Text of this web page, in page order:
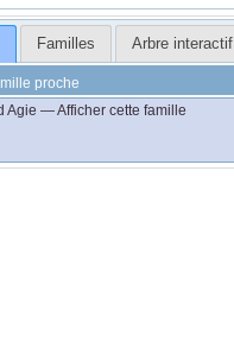
Familles Arbre interactif
proche
Agie —Afficher cette famille